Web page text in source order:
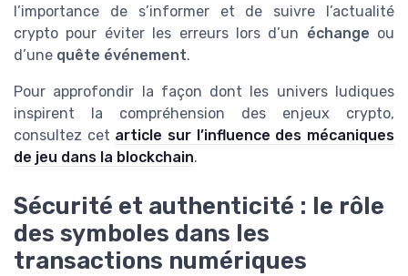
l’importance de s’informer et de suivre l’actualité
crypto pour éviter les erreurs lors d’un échange ou
d’une quête événement.
Pour approfondir la façon dont les univers ludiques
inspirent la compréhension des enjeux crypto,
consultez cet article sur l’influence des mécaniques
de jeu dans la blockchain.
Sécurité et authenticité : le rôle
des symboles dans les
transactions numériques